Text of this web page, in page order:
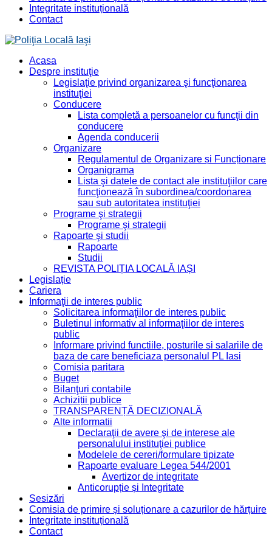
Integritate instituțională
Contact
Acasa
Despre instituţie
Legislaţie privind organizarea şi funcţionarea
instituţiei
Conducere
Lista completă a persoanelor cu funcţii din
conducere
Agenda conducerii
Organizare
Regulamentul de Organizare și Funcționare
Organigrama
Lista şi datele de contact ale instituţiilor care
funcţionează în subordinea/coordonarea
sau sub autoritatea instituţiei
Programe şi strategii
Programe şi strategii
Rapoarte şi studii
Rapoarte
Studii
REVISTA POLIȚIA LOCALĂ IAȘI
Legislație
Cariera
Informaţii de interes public
Solicitarea informaţiilor de interes public
Buletinul informativ al informaţiilor de interes
public
Informare privind functiile, posturile si salariile de
baza de care beneficiaza personalul PL Iasi
Comisia paritara
Buget
Bilanţuri contabile
Achiziții publice
TRANSPARENȚĂ DECIZIONALĂ
Alte informatii
Declaraţii de avere şi de interese ale
personalului instituţiei publice
Modelele de cereri/formulare tipizate
Rapoarte evaluare Legea 544/2001
Avertizor de integritate
Anticorupție și Integritate
Sesizări
Comisia de primire și soluționare a cazurilor de hărțuire
Integritate instituțională
Contact